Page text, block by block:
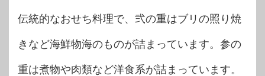
伝統的なおせち料理で、弐の重はブリの照り焼
きなど海鮮物海のものが詰まっています。参の
重は煮物や肉類など洋食系が詰まっています。